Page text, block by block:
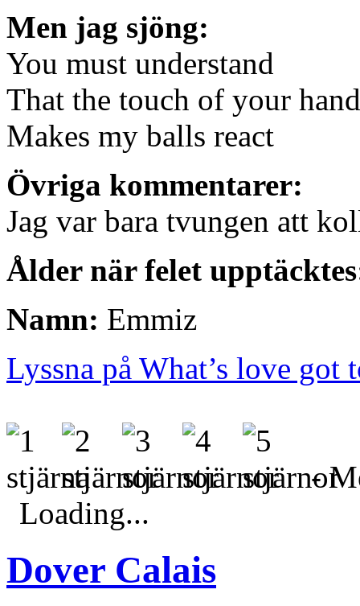
Men jag sjöng:
You must understand
That the touch of your hand
Makes my balls react
Övriga kommentarer:
Jag var bara tvungen att
Ålder när felet
Namn: Emmiz
Lyssna på What’s love
-
Loading...
Dover Calais